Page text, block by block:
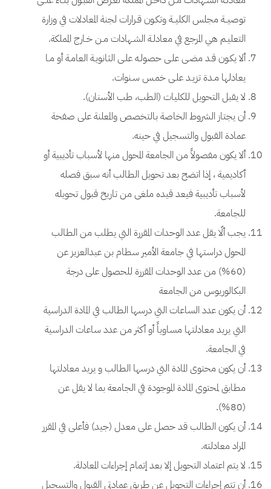
توصيــة مجلس الكليــة وتكـون قـرارات لجنة المعادلات في وزارة
التعليـم هي المرجع في معادلـة الشـهادات مـن خـارج المملكة.
ألا يكـون قـد مضـى علـى حصولـه علـى الثانويـة العامـة أو مـا
يعادلها مـدة تزيـد علـى خمـس سـنوات.
لا يقبل التحويل للكليات (الطب، طب الأسنان).
أن يجتاز الشروط الخاصة بالتخصص والمعلنة على صفحة
عمادة القبول والتسجيل في حينه.
ألا يكون مفصولاً من الجامعة المحول منها لأسباب تأديبية أو
أكاديمية ، إذا اتضح بعد تحويل الطالب أنه سبق فصله
لأسباب تأديبية فيعد قيده ملغى من تاريخ قبول تحويله
للجامعة.
يجب ألّا يقل عدد الوحدات المقررة التي يطلب من الطالب
المحول دراستها في جامعة الأمير سطام بن عبدالعزيز عن
(60%) من عدد الوحدات المقررة للحصول على درجة
البكالوريوس من الجامعة
أن يكون عدد الساعات التي درسها الطالب في المادة الدراسية
التي يريد معادلتها مساوياً أو أكثر من عدد ساعات الدراسية
في الجامعة.
أن يكون محتوى المادة التي درسها الطالب و يريد معادلتها
مطابق لمحتوى المادة الموجودة في الجامعة بما لا يقل عن
(80%).
أن يكون الطالب قد حصل على معدل (جيد) فأعلى في المقرر
المراد معادلته.
لا يتم اعتماد التحويل إلا بعد إتمام إجراءات المعادلة.
أن تتم إجراءات التحويل عن طريق عمادتي القبول والتسجيل